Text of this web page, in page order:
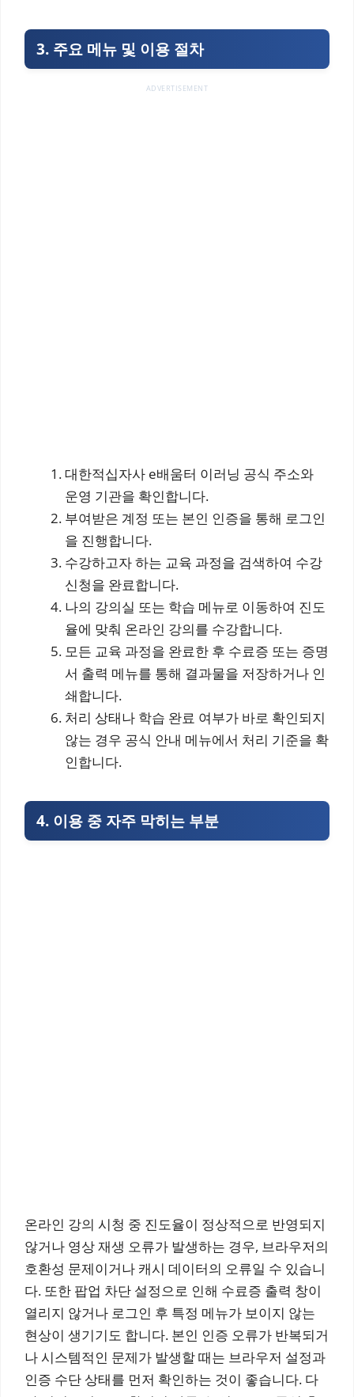
3. 주요 메뉴 및 이용 절차
ADVERTISEMENT
대한적십자사 e배움터 이러닝 공식 주소와
운영 기관을 확인합니다.
부여받은 계정 또는 본인 인증을 통해 로그인
을 진행합니다.
수강하고자 하는 교육 과정을 검색하여 수강
신청을 완료합니다.
나의 강의실 또는 학습 메뉴로 이동하여 진도
율에 맞춰 온라인 강의를 수강합니다.
모든 교육 과정을 완료한 후 수료증 또는 증명
서 출력 메뉴를 통해 결과물을 저장하거나 인
쇄합니다.
처리 상태나 학습 완료 여부가 바로 확인되지
않는 경우 공식 안내 메뉴에서 처리 기준을 확
인합니다.
4. 이용 중 자주 막히는 부분
온라인 강의 시청 중 진도율이 정상적으로 반영되지
않거나 영상 재생 오류가 발생하는 경우, 브라우저의
호환성 문제이거나 캐시 데이터의 오류일 수 있습니
다. 또한 팝업 차단 설정으로 인해 수료증 출력 창이
열리지 않거나 로그인 후 특정 메뉴가 보이지 않는
현상이 생기기도 합니다. 본인 인증 오류가 반복되거
나 시스템적인 문제가 발생할 때는 브라우저 설정과
인증 수단 상태를 먼저 확인하는 것이 좋습니다. 다